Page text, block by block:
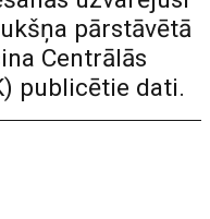
pārstāvētā
Centrālās
publicētie dati.